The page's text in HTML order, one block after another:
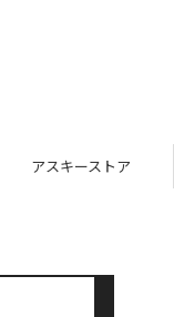
アスキーストア